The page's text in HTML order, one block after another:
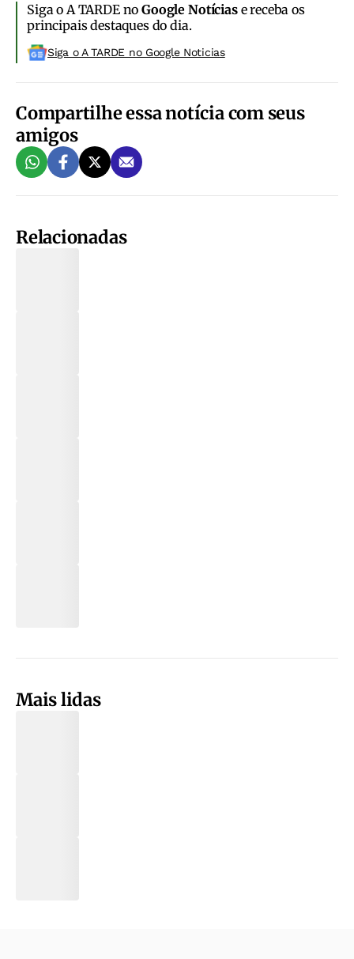
Siga o A TARDE noGoogle Notíciase receba os
principais destaques do dia.
Siga o A TARDE no Google Noticias
Compartilhe essa notícia com seus
amigos
Relacionadas
Mais lidas